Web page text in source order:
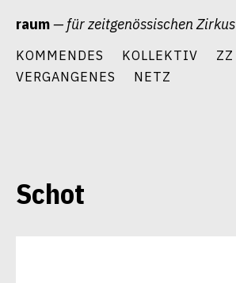
Inhalt
springen
raum— für zeitgenössischen Zirkus
KOMMENDES KOLLEKTIV
ZZ
VERGANGENES
NETZ
Schot